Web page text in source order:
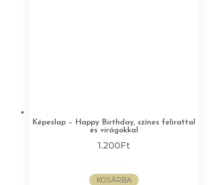
Képeslap – Happy Birthday, színes felirattal
és virágokkal
1.200Ft
KOSÁRBA